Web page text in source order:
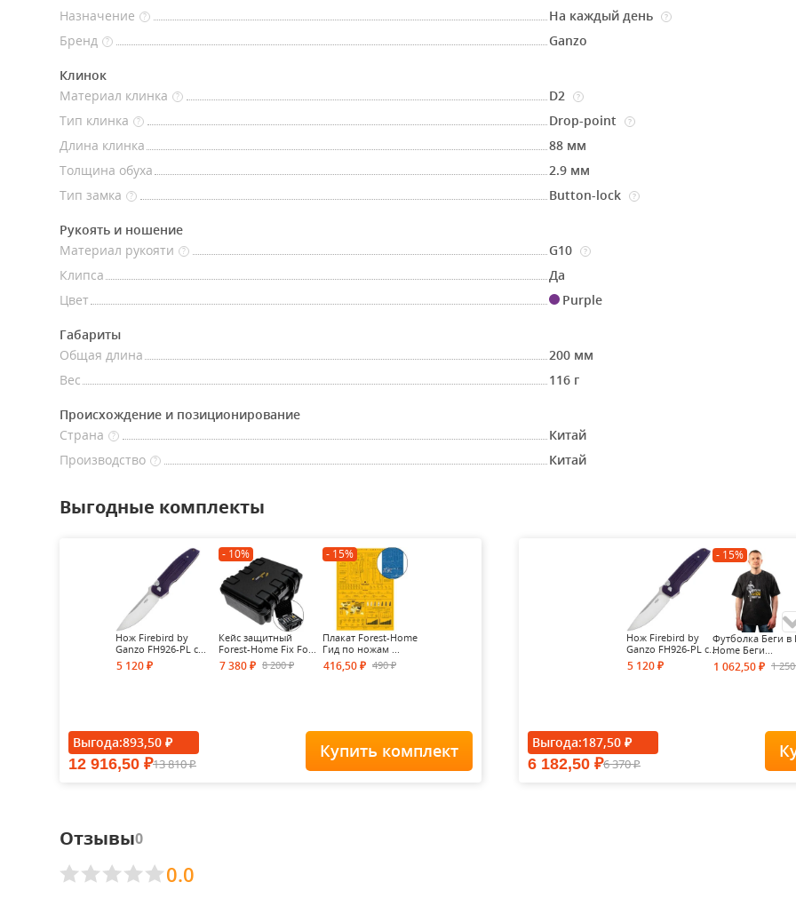
Назначение ? На каждый день ?
Бренд ? Ganzo
Клинок
Материал клинка
? D2 ?
Тип клинка ? Drop-point ?
Длина клинка
88 мм
Толщина обуха
2.9 мм
Тип замка
? Button-lock ?
Рукоять и ношение
Материал рукояти
? G10 ?
Клипса
Да
Цвет
Purple
Габариты
Общая длина
200 мм
Вес
116 г
Происхождение и позиционирование
Страна
?
Китай
Производство
? Китай
Выгодные комплекты
Нож Firebird by
Ganzo FH926-PL c...
5 120 ₽
- 10%
Кейс защитный
Forest-Home Fix Fo...
7 380₽ 8 200₽
- 15%
Плакат Forest-Home
Гид по ножам ...
416,50 ₽ 490₽
Выгода:893,50 ₽
12 916,50 ₽13 810₽
Купить комплект
Нож Firebird by
Ganzo FH926-PL c...
5 120 ₽
- 15%
Футболка Беги в
Home Беги...
1 062,50 ₽ 1
Футболка Forest-
Выгода:187,50 ₽
6 182,50 ₽6 370₽
Отзывы0
0.0